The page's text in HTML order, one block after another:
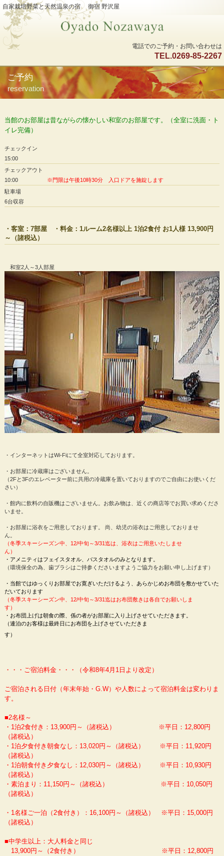
自家栽培野菜と天然温泉の宿 御宿 野沢屋
電話でのご予約・お問い合わせは
TEL.0269-85-2267
ご予約
reservation
当館のお部屋は昔ながらの懐かしい和室のお部屋です。（全室に洗面・ト
イレ完備）
チェックイン
15:00
チェックアウト
10:00 ※門限は午後10時30分 入口ドアを施錠します
駐車場
6台収容
・客室：7部屋 ・料金：1ルーム2名様以上 1泊2食付 お1人様 13,900円
～（諸税込）
和室2人～3人部屋
・インターネットはWi-Fiにて全室対応しております。
・お部屋に冷蔵庫はございません。
（2Fと3Fのエレベーター前に共用の冷蔵庫を置いておりますのでご自由にお使いくだ
さい）
・館内に飲料の自販機はございません。お飲み物は、近くの商店等でお買い求めくださ
いませ。
・お部屋に浴衣をご用意しております。 尚、幼児の浴衣はご用意しておりませ
ん。
（冬季スキーシーズン中、12/中旬～3/31迄は、浴衣はご用意いたしませ
ん）
・アメニティはフェイスタオル、バスタオルのみとなります。
（環境保全の為、歯ブラシはご持参くださいますようご協力をお願い申し上げます）
・当館ではゆっくりお部屋でお寛ぎいただけるよう、あらかじめお布団を敷かせていた
だいております
（冬季スキーシーズン中、12/中旬～3/31迄はお布団敷きは各自でお願いしま
す）
・お布団上げは朝食の際、係の者がお部屋に入り上げさせていただきます。
（連泊のお客様は最終日にお布団を上げさせていただきま
す）
・・・ご宿泊料金・・・（令和8年4月1日より改定）
ご宿泊される日付（年末年始・G.W）や人数によって宿泊料金は変わりま
す。
■2名様～
・1泊2食付き：13,900円～（諸税込） ※平日：12,800円
（諸税込）
・1泊夕食付き朝食なし：13,020円～（諸税込） ※平日：11,920円
（諸税込）
・1泊朝食付き夕食なし：12,030円～（諸税込） ※平日：10,930円
（諸税込）
・素泊まり：11,150円～（諸税込） ※平日：10,050円
（諸税込）
・1名様ご一泊（2食付き）：16,100円～（諸税込） ※平日：15,000円
（諸税込）
■中学生以上：大人料金と同じ
13,900円～（2食付き） ※平日：12,800円